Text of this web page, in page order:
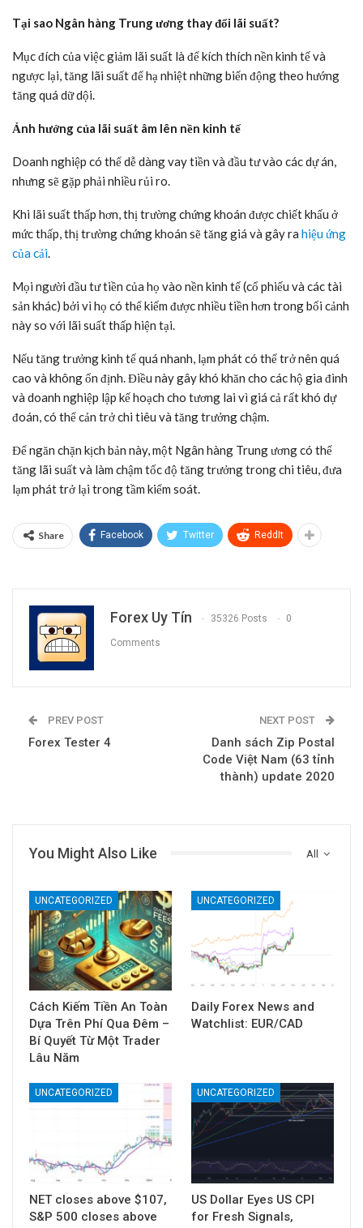
Tại sao Ngân hàng Trung ương thay đổi lãi suất?
Mục đích của việc giảm lãi suất là để kích thích nền kinh tế và
ngược lại, tăng lãi suất để hạ nhiệt những biến động theo hướng
tăng quá dữ dội.
Ảnh hưởng của lãi suất âm lên nền kinh tế
Doanh nghiệp có thể dễ dàng vay tiền và đầu tư vào các dự án,
nhưng sẽ gặp phải nhiều rủi ro.
Khi lãi suất thấp hơn, thị trường chứng khoán được chiết khấu ở
mức thấp, thị trường chứng khoán sẽ tăng giá và gây ra hiệu ứng
của cải
Mọi người đầu tư tiền của họ vào nền kinh tế (cổ phiếu và các tài
sản khác) bởi vì họ có thể kiếm được nhiều tiền hơn trong bối cảnh
này so với lãi suất thấp hiện tại.
Nếu tăng trưởng kinh tế quá nhanh, lạm phát có thể trở nên quá
cao và không ổn định. Điều này gây khó khăn cho các hộ gia đình
và doanh nghiệp lập kế hoạch cho tương lai vì giá cả rất khó dự
đoán, có thể cản trở chi tiêu và tăng trưởng chậm.
Để ngăn chặn kịch bản này, một Ngân hàng Trung ương có thể
tăng lãi suất và làm chậm tốc độ tăng trưởng trong chi tiêu, đưa
lạm phát trở lại trong tầm kiểm soát.
Share Facebook Twitter ReddIt
Forex Uy Tín 35326 Posts 0
Comments
PREV POST
Forex Tester 4
NEXT POST
Danh sách Zip Postal
Code Việt Nam (63 tỉnh
thành) update 2020
All
You Might Also Like
UNCATEGORIZED
Cách Kiếm Tiền An Toàn
Dựa Trên Phí Qua Đêm –
Bí Quyết Từ Một Trader
Lâu Năm
UNCATEGORIZED
Daily Forex News and
Watchlist: EUR/CAD
UNCATEGORIZED
NET closes above $107,
S&P 500 closes above
UNCATEGORIZED
US Dollar Eyes US CPI
for Fresh Signals,